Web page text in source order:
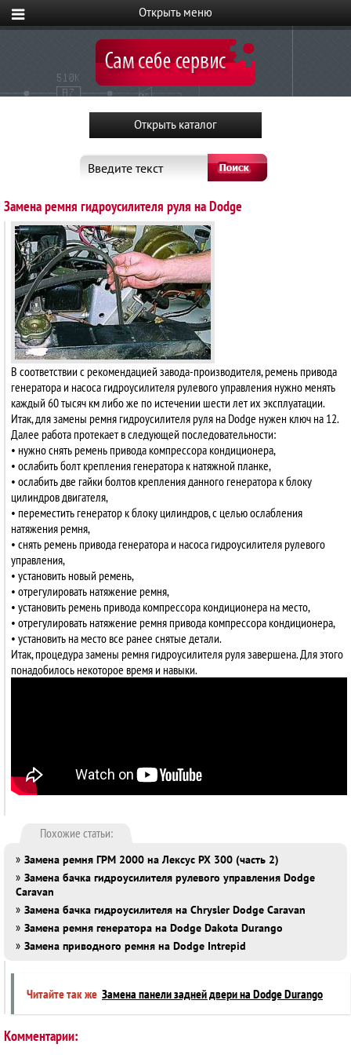
Введите текст
Замена ремня гидроусилителя руля на Dodge
В соответствии с рекомендацией завода-производителя, ремень привода
генератора и насоса гидроусилителя рулевого управления нужно менять
каждый 60 тысяч км либо же по истечении шести лет их эксплуатации.
Итак, для замены ремня гидроусилителя руля на Dodge нужен ключ на 12.
Далее работа протекает в следующей последовательности:
• нужно снять ремень привода компрессора кондиционера,
• ослабить болт крепления генератора к натяжной планке,
• ослабить две гайки болтов крепления данного генератора к блоку
цилиндров двигателя,
• переместить генератор к блоку цилиндров, с целью ослабления
натяжения ремня,
• снять ремень привода генератора и насоса гидроусилителя рулевого
управления,
• установить новый ремень,
• отрегулировать натяжение ремня,
• установить ремень привода компрессора кондиционера на место,
• отрегулировать натяжение ремня привода компрессора кондиционера,
• установить на место все ранее снятые детали.
Итак, процедура замены ремня гидроусилителя руля завершена. Для этого
понадобилось некоторое время и навыки.
Похожие статьи:
» Замена ремня ГРМ 2000 на Лексус PX 300 (часть 2)
» Замена бачка гидроусилителя рулевого управления Dodge
Caravan
» Замена бачка гидроусилителя на Chrysler Dodge Caravan
» Замена ремня генератора на Dodge Dakota Durango
» Замена приводного ремня на Dodge Intrepid
Читайте так же Замена панели задней двери на Dodge Durango
Комментарии: